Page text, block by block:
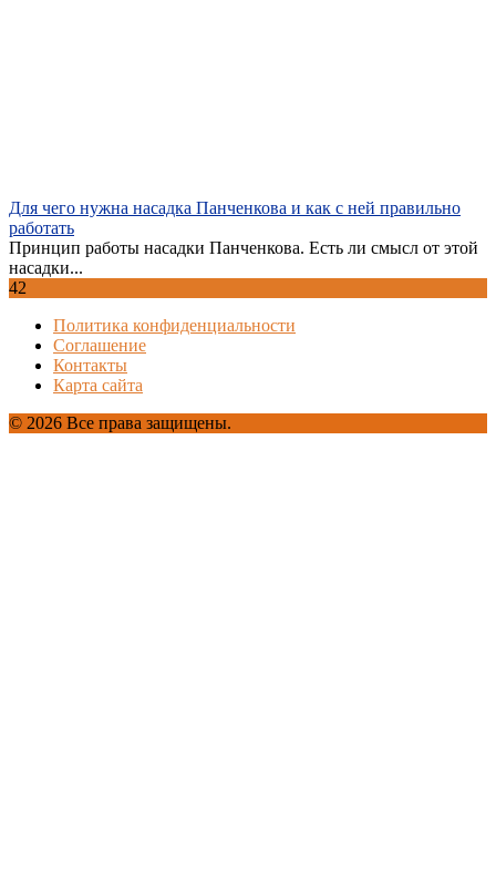
Для чего нужна насадка Панченкова и как с ней правильно
работать
Принцип работы насадки Панченкова. Есть ли смысл от этой
насадки...
42
Политика конфиденциальности
Соглашение
Контакты
Карта сайта
© 2026 Все права защищены.